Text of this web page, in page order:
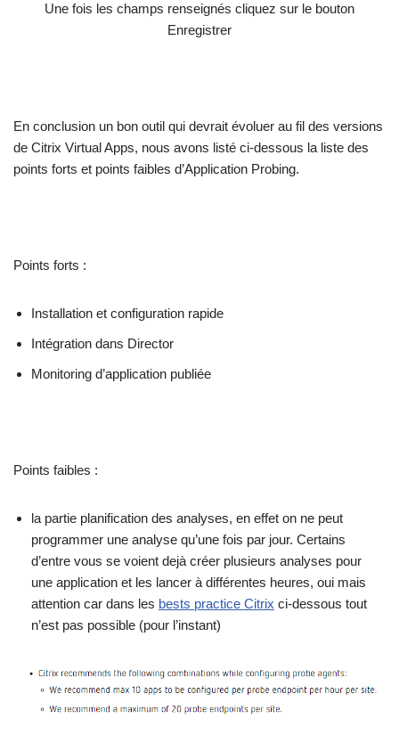
Une fois les champs renseignés cliquez sur le bouton
Enregistrer
En conclusion un bon outil qui devrait évoluer au fil des versions
de Citrix Virtual Apps, nous avons listé ci-dessous la liste des
points forts et points faibles d’Application Probing.
Points forts :
Installation et configuration rapide
Intégration dans Director
Monitoring d’application publiée
Points faibles :
la partie planification des analyses, en effet on ne peut
programmer une analyse qu’une fois par jour. Certains
d’entre vous se voient dejà créer plusieurs analyses pour
une application et les lancer à différentes heures, oui mais
attention car dans les bests practice Citrix ci-dessous tout
n’est pas possible (pour l’instant)